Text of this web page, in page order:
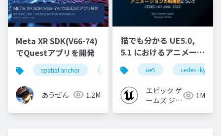
Meta XR SDK(V66-74)
でQuestアプリを開発
spatial anchor quest pro
あうぜん 1.2M
猫でも分かる UE5.0,
5.1 におけるアニメーシ
ョンの新機能について
【CEDEC+KYUSHU
2022】
ue5 cedec+kyushu
エピック ゲ
ームズ ジャ
1M